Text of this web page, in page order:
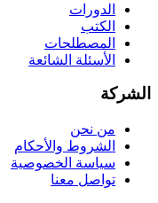
الدورات
الكتب
المصطلحات
الأسئلة الشائعة
الشركة
من نحن
الشروط والأحكام
سياسة الخصوصية
تواصل معنا